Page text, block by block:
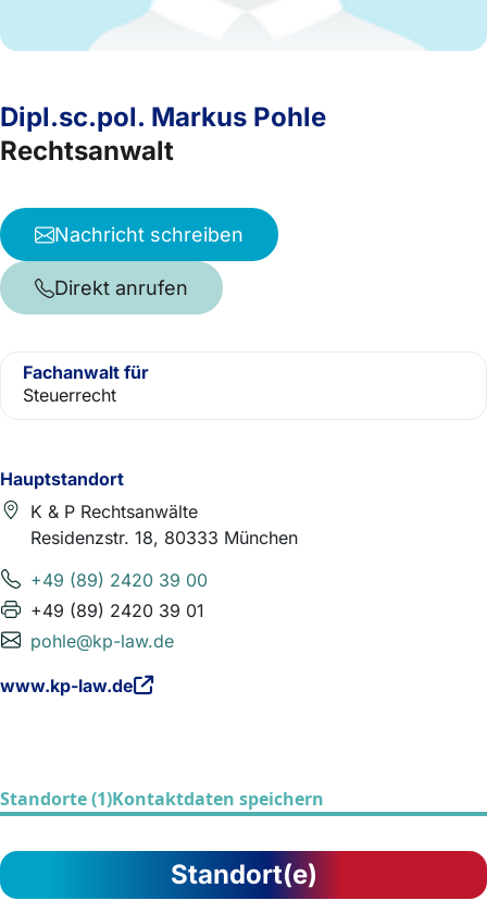
Hauptstandort
K & P Rechtsanwälte
Residenzstr. 18, 80333 München
+49 (89) 2420 39 00
+49 (89) 2420 39 01
pohle@kp-law.de
www.kp-law.de
Dipl.sc.pol. Markus Pohle
Rechtsanwalt
Nachricht schreiben
Direkt anrufen
Fachanwalt für
Steuerrecht
Standorte (1)Kontaktdaten speichern
Standort(e)